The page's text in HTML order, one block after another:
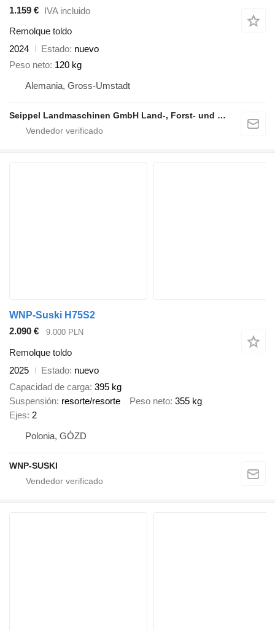
1.159 €
IVA incluido
Remolque toldo
2024
Estado nuevo
Peso neto 120 kg
Alemania, Gross-Umstadt
Seippel Landmaschinen GmbH Land-, Forst- und Gartentechnik
WNP-Suski H75S2
2.090 €
9.000 PLN
Remolque toldo
2025
Estado nuevo
Capacidad de carga 395 kg
Suspensión resorte/resorte Peso neto 355 kg
Ejes 2
Polonia, GÓZD
WNP-SUSKI